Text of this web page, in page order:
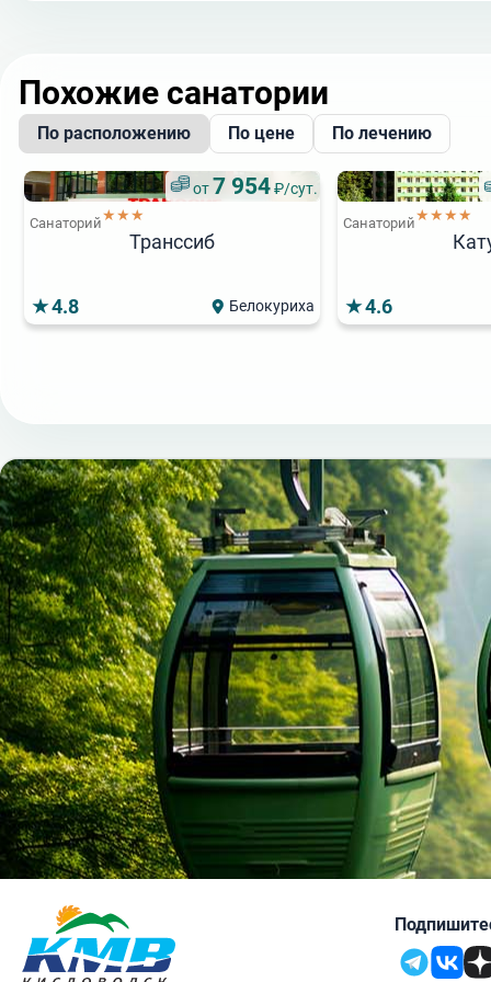
Похожие санатории
По расположению По цене По лечению
от7 954₽/сут.
Санаторий★★★
Транссиб
4.8 Белокуриха
Санаторий★★★★
4.6
Санаторий★★★★
Заря
4.7 Кисловодск
Санаторий
4.8
АМАКС Курорт Орбита
4.7 Ольгинка
Санаторий
4.7